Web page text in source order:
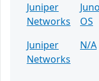
Juniper
Networks
OS
Juniper
Networks
N/A